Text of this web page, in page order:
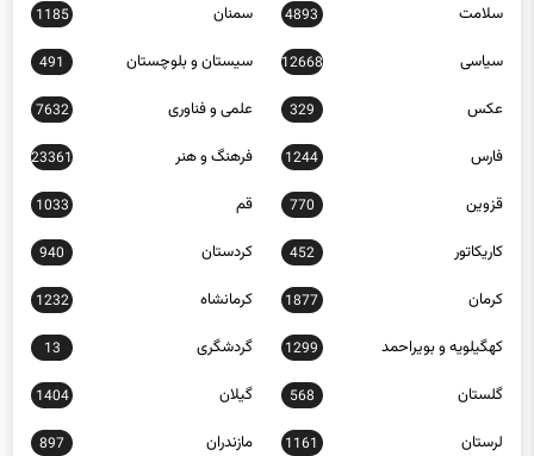
سلامت 4893 سمنان 1185
سیاسی 12668 سیستان و بلوچستان 491
عکس 329 علمی و فناوری 7632
فارس 1244 فرهنگ و هنر 23361
قزوین 770 قم 1033
کاریکاتور 452 کردستان 940
کرمان 1877 کرمانشاه 1232
کهگیلویه و بویراحمد 1299 گردشگری 13
گلستان 568 گیلان 1404
لرستان 1161 مازندران 897